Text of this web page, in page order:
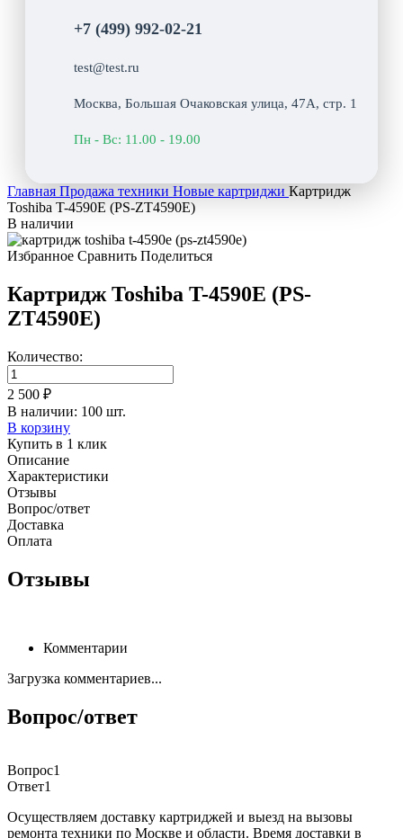
+7 (499) 992-02-21
test@test.ru
Москва, Большая Очаковская улица, 47А, стр. 1
Пн - Вс: 11.00 - 19.00
Главная Продажа техники Новые картриджи Картридж
Toshiba T-4590E (PS-ZT4590E)
В наличии
Избранное Сравнить Поделиться
Картридж Toshiba T-4590E (PS-
ZT4590E)
Количество:
2 500 ₽
В наличии: 100 шт.
В корзину
Купить в 1 клик
Описание
Характеристики
Отзывы
Вопрос/ответ
Доставка
Оплата
Отзывы
Комментарии
Загрузка комментариев...
Вопрос/ответ
Вопрос1
Ответ1
Осуществляем доставку картриджей и выезд на вызовы
ремонта техники по Москве и области. Время доставки в